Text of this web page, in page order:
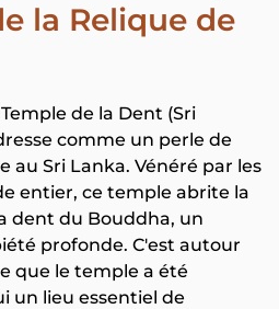
la Relique de
de la Dent (Sri
comme un perle de
au Sri Lanka. Vénéré par les
entier, ce temple abrite la
dent du Bouddha, un
profonde. C'est autour
que le temple a été
un lieu essentiel de